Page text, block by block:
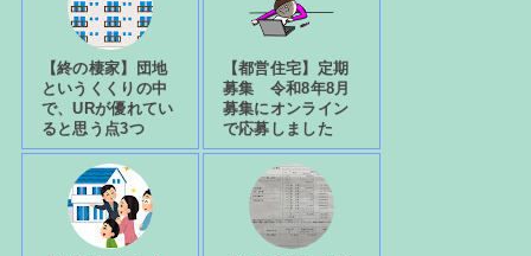
【終の棲家】団地
というくくりの中
で、URが優れてい
ると思う点3つ
【都営住宅】定期
募集 令和8年8月
募集にオンライン
で応募しました